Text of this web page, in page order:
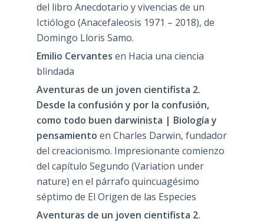
del libro Anecdotario y vivencias de un
Ictiólogo (Anacefaleosis 1971 – 2018), de
Domingo Lloris Samo.
Emilio Cervantes en Hacia una ciencia
blindada
Aventuras de un joven cientifista 2.
Desde la confusión y por la confusión,
como todo buen darwinista | Biología y
pensamiento en Charles Darwin, fundador
del creacionismo. Impresionante comienzo
del capítulo Segundo (Variation under
nature) en el párrafo quincuagésimo
séptimo de El Origen de las Especies
Aventuras de un joven cientifista 2.